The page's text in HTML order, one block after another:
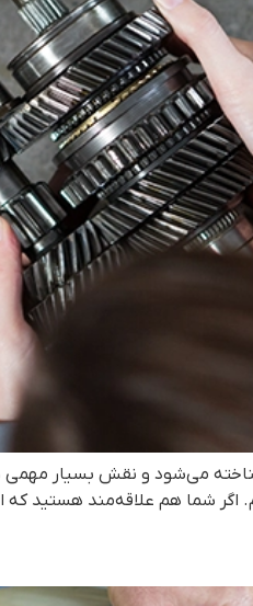
می‌شود و نقش بسیار مهمی
اگر شما هم علاقه‌مند هستید که